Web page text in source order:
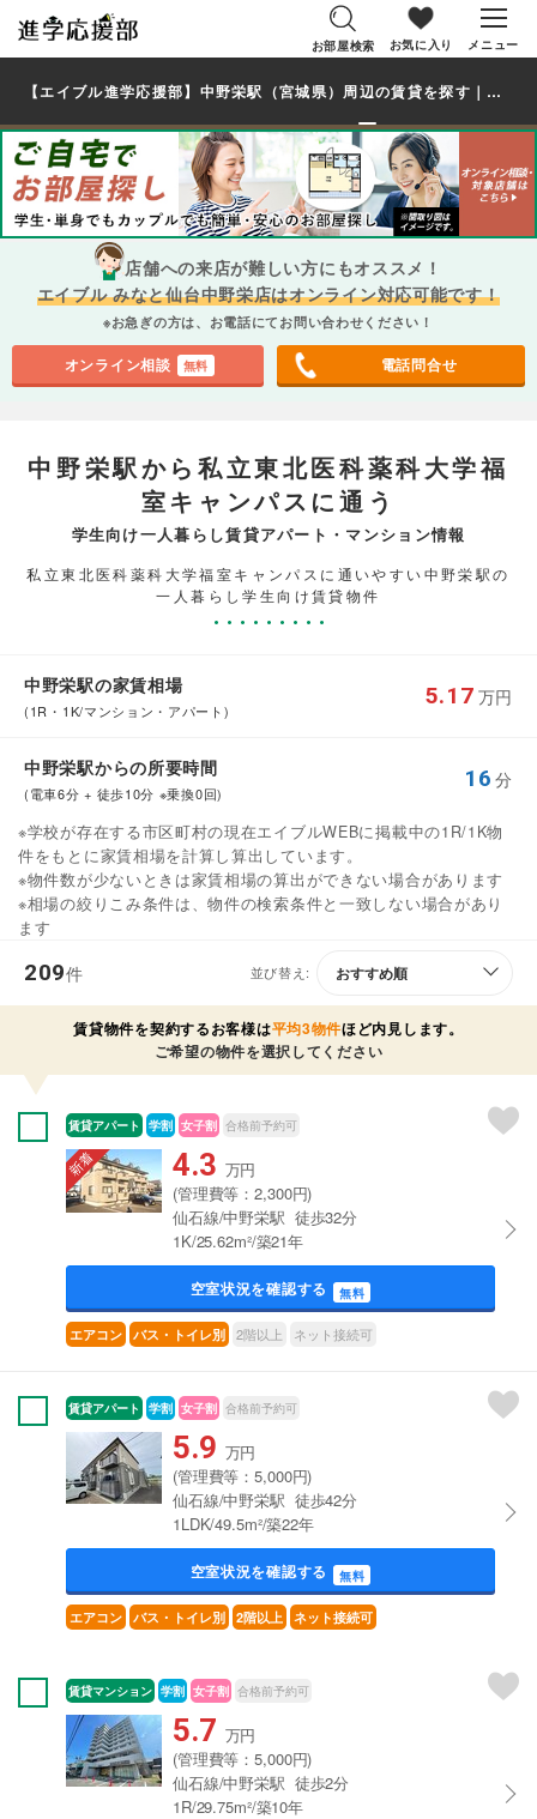
お部屋検索 お気に入り メニュー
【エイブル進学応援部】中野栄駅（宮城県）周辺の賃貸を探す｜私立東北医科薬科大学福室キャンパス学生・大学生の一人暮らし向け賃貸マンション・アパート
店舗への来店が難しい方にもオススメ！
エイブル みなと仙台中野栄店はオンライン対応可能です！
※お急ぎの方は、お電話にてお問い合わせください！
オンライン相談 無料 電話問合せ
中野栄駅から私立東北医科薬科大学福
室キャンパスに通う
学生向け一人暮らし賃貸アパート・マンション情報
私立東北医科薬科大学福室キャンパスに通いやすい中野栄駅の
一人暮らし学生向け賃貸物件
中野栄駅の家賃相場
(1R・1K/マンション・アパート)
5.17 万円
中野栄駅からの所要時間
(電車6分 + 徒歩10分 ※乗換0回)
16 分
※学校が存在する市区町村の現在エイブルWEBに掲載中の1R/1K物
件をもとに家賃相場を計算し算出しています。
※物件数が少ないときは家賃相場の算出ができない場合があります
※相場の絞りこみ条件は、物件の検索条件と一致しない場合があり
ます
209件 並び替え:
賃貸物件を契約するお客様は平均3物件ほど内見します。
ご希望の物件を選択してください
賃貸アパート 学割 女子割 合格前予約可
4.3 万円
(管理費等：2,300円)
仙石線/中野栄駅 徒歩32分
1K/25.62m²/築21年
空室状況を確認する 無料
エアコン バス・トイレ別 2階以上 ネット接続可
賃貸アパート 学割 女子割 合格前予約可
5.9 万円
(管理費等：5,000円)
仙石線/中野栄駅 徒歩42分
1LDK/49.5m²/築22年
空室状況を確認する 無料
エアコン バス・トイレ別 2階以上 ネット接続可
賃貸マンション 学割 女子割 合格前予約可
5.7 万円
(管理費等：5,000円)
仙石線/中野栄駅 徒歩2分
1R/29.75m²/築10年